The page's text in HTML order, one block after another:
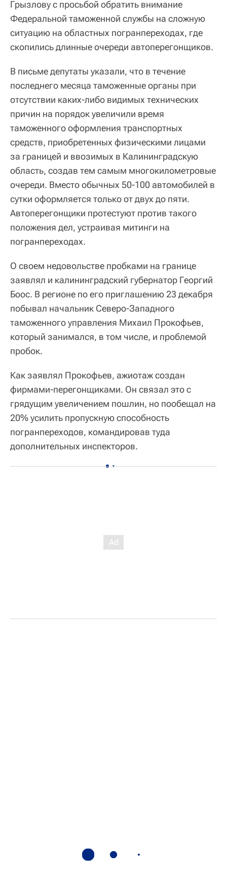
Грызлову с просьбой обратить внимание
Федеральной таможенной службы на сложную
ситуацию на областных погранпереходах, где
скопились длинные очереди автоперегонщиков.
В письме депутаты указали, что в течение
последнего месяца таможенные органы при
отсутствии каких-либо видимых технических
причин на порядок увеличили время
таможенного оформления транспортных
средств, приобретенных физическими лицами
за границей и ввозимых в Калининградскую
область, создав тем самым многокилометровые
очереди. Вместо обычных 50-100 автомобилей в
сутки оформляется только от двух до пяти.
Автоперегонщики протестуют против такого
положения дел, устраивая митинги на
погранпереходах.
О своем недовольстве пробками на границе
заявлял и калининградский губернатор Георгий
Боос. В регионе по его приглашению 23 декабря
побывал начальник Северо-Западного
таможенного управления Михаил Прокофьев,
который занимался, в том числе, и проблемой
пробок.
Как заявлял Прокофьев, ажиотаж создан
фирмами-перегонщиками. Он связал это с
грядущим увеличением пошлин, но пообещал на
20% усилить пропускную способность
погранпереходов, командировав туда
дополнительных инспекторов.